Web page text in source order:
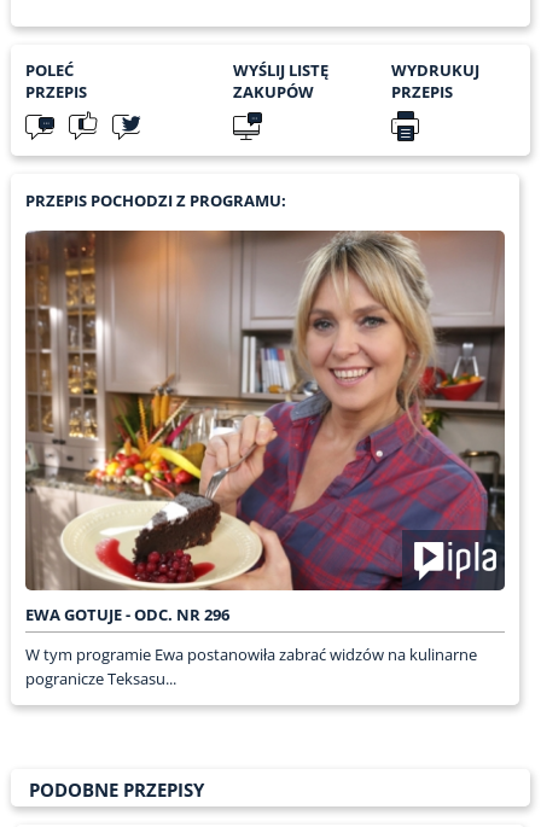
POLEĆ
PRZEPIS
WYŚLIJ LISTĘ
ZAKUPÓW
WYDRUKUJ
PRZEPIS
PRZEPIS POCHODZI Z PROGRAMU:
EWA GOTUJE - ODC. NR 296
W tym programie Ewa postanowiła zabrać widzów na kulinarne
pogranicze Teksasu...
PODOBNE PRZEPISY